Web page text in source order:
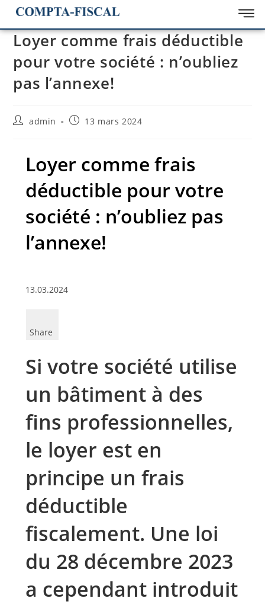
Loyer comme frais déductible
pour votre société : n’oubliez
pas l’annexe!
admin 13 mars 2024
Loyer comme frais
déductible pour votre
société : n’oubliez pas
l’annexe!
13.03.2024
Share
Si votre société utilise
un bâtiment à des
fins professionnelles,
le loyer est en
principe un frais
déductible
fiscalement. Une loi
du 28 décembre 2023
a cependant introduit